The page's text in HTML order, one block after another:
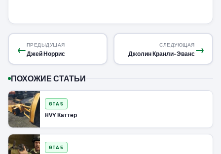
←ПРЕДЫДУЩАЯ
Джей Норрис →
СЛЕДУЮЩАЯ
Джолин Кранли-Эванс
ПОХОЖИЕ СТАТЬИ
GTA 5
HVY Каттер
GTA 5